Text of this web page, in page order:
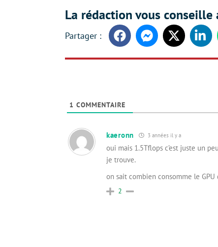
La rédaction vous conseille
FacebookMessengerTwitter
1 COMMENTAIRE
kaeronn 3 années il y a
oui mais 1.5Tflops c’est juste un
je trouve.
on sait combien consomme le
2